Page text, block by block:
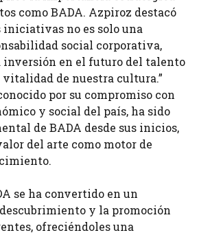
como BADA. Azpiroz destacó
iniciativas no es solo una
social corporativa,
inversión en el futuro del talento
de nuestra cultura.”
por su compromiso con
y social del país, ha sido
de BADA desde sus inicios,
del arte como motor de
se ha convertido en un
y la promoción
ofreciéndoles una